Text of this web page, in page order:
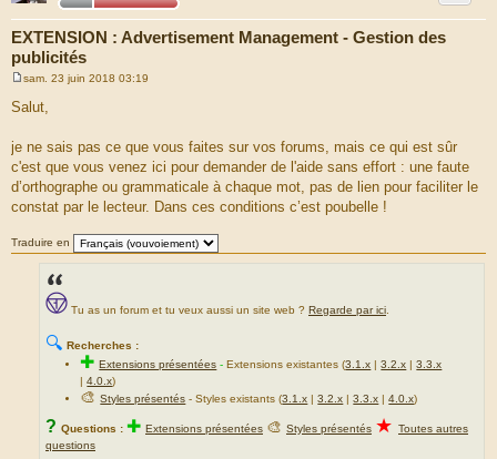
EXTENSION : Advertisement Management - Gestion des
publicités
e
s
a
g
e
sam. 23 juin 2018 03:19
Salut,
je ne sais pas ce que vous faites sur vos forums, mais ce qui est sûr
c'est que vous venez ici pour demander de l'aide sans effort : une faute
d’orthographe ou grammaticale à chaque mot, pas de lien pour faciliter le
constat par le lecteur. Dans ces conditions c’est poubelle !
Traduire en
Tu as un forum et tu veux aussi un site web ? Regarde par ici
🔍 Recherches :
✚Extensions présentées -Extensions existantes (3.1.x |3.2.x |3.3.x
|4.0.x)
🎨Styles présentés - Styles existants (3.1.x |3.2.x |3.3.x |4.0.x)
? Questions : ✚ Extensions présentées 🎨 Styles présentés ★ Toutes autres
questions